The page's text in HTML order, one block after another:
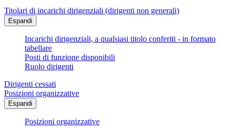
Titolari di incarichi dirigenziali (dirigenti non generali)
Espandi
Incarichi dirigenziali, a qualsiasi titolo conferiti - in formato
tabellare
Posti di funzione disponibili
Ruolo dirigenti
Dirigenti cessati
Posizioni organizzative
Espandi
Posizioni organizzative